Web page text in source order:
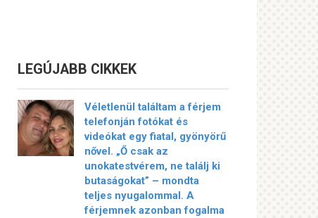
LEGÚJABB CIKKEK
Véletlenül találtam a férjem
telefonján fotókat és
videókat egy fiatal, gyönyörű
nővel. „Ő csak az
unokatestvérem, ne találj ki
butaságokat” – mondta
teljes nyugalommal. A
férjemnek azonban fogalma